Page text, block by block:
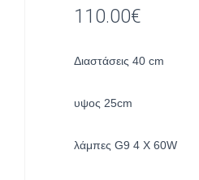
110.00€
Διαστάσεις 40 cm
υψος 25cm
λάμπες G9 4 X 60W